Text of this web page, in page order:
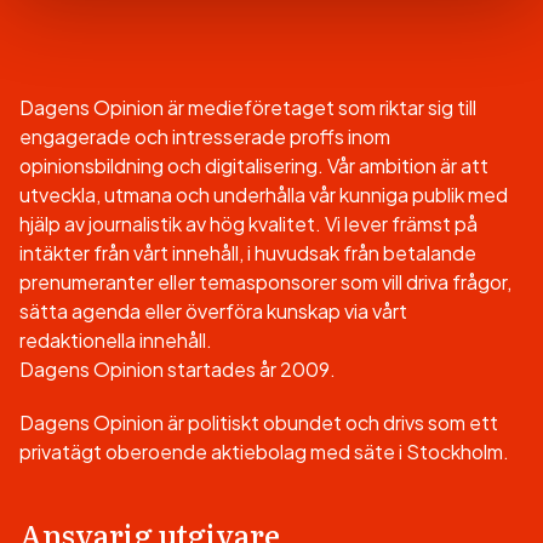
Dagens Opinion är medieföretaget som riktar sig till
engagerade och intresserade proffs inom
opinionsbildning och digitalisering. Vår ambition är att
utveckla, utmana och underhålla vår kunniga publik med
hjälp av journalistik av hög kvalitet. Vi lever främst på
intäkter från vårt innehåll, i huvudsak från betalande
prenumeranter eller temasponsorer som vill driva frågor,
sätta agenda eller överföra kunskap via vårt
redaktionella innehåll.
Dagens Opinion startades år 2009.
Dagens Opinion är politiskt obundet och drivs som ett
privatägt oberoende aktiebolag med säte i Stockholm.
Ansvarig utgivare